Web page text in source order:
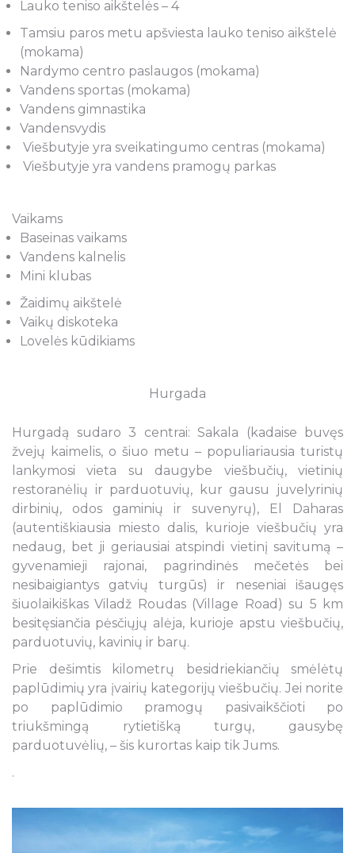
Lauko teniso aikštelės – 4
Tamsiu paros metu apšviesta lauko teniso aikštelė
(mokama)
Nardymo centro paslaugos (mokama)
Vandens sportas (mokama)
Vandens gimnastika
Vandensvydis
Viešbutyje yra sveikatingumo centras (mokama)
Viešbutyje yra vandens pramogų parkas
Vaikams
Baseinas vaikams
Vandens kalnelis
Mini klubas
Žaidimų aikštelė
Vaikų diskoteka
Lovelės kūdikiams
Hurgada
Hurgadą sudaro 3 centrai: Sakala (kadaise buvęs
žvejų kaimelis, o šiuo metu – populiariausia turistų
lankymosi vieta su daugybe viešbučių, vietinių
restoranėlių ir parduotuvių, kur gausu juvelyrinių
dirbinių, odos gaminių ir suvenyrų), El Daharas
(autentiškiausia miesto dalis, kurioje viešbučių yra
nedaug, bet ji geriausiai atspindi vietinį savitumą –
gyvenamieji rajonai, pagrindinės mečetės bei
nesibaigiantys gatvių turgūs) ir neseniai išaugęs
šiuolaikiškas Viladž Roudas (Village Road) su 5 km
besitęsiančia pėsčiųjų alėja, kurioje apstu viešbučių,
parduotuvių, kavinių ir barų.
Prie dešimtis kilometrų besidriekiančių smėlėtų
paplūdimių yra įvairių kategorijų viešbučių. Jei norite
po paplūdimio pramogų pasivaikščioti po
triukšmingą rytietišką turgų, gausybę
parduotuvėlių, – šis kurortas kaip tik Jums.
.